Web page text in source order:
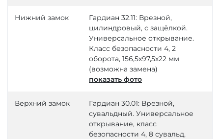
Нижний замок
Гардиан 32.11: Врезной,
цилиндровый, с защёлкой.
Универсальное открывание.
Класс безопасности 4, 2
оборота, 156,5х97,5х22 мм
(возможна замена)
показать фото
Верхний замок
Гардиан 30.01: Врезной,
сувальдный. Универсальное
открывание, класс
безопасности 4, 8 сувальд,